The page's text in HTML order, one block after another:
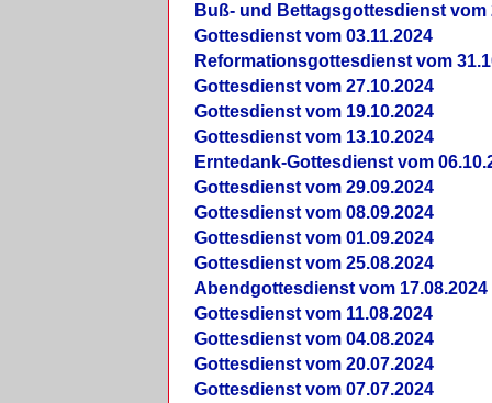
Buß- und Bettagsgottesdienst vom
Gottesdienst vom 03.11.2024
Reformationsgottesdienst vom
Gottesdienst vom 27.10.2024
Gottesdienst vom 19.10.2024
Gottesdienst vom 13.10.2024
Erntedank-Gottesdienst vom
Gottesdienst vom 29.09.2024
Gottesdienst vom 08.09.2024
Gottesdienst vom 01.09.2024
Gottesdienst vom 25.08.2024
Abendgottesdienst vom 17.08.2024
Gottesdienst vom 11.08.2024
Gottesdienst vom 04.08.2024
Gottesdienst vom 20.07.2024
Gottesdienst vom 07.07.2024